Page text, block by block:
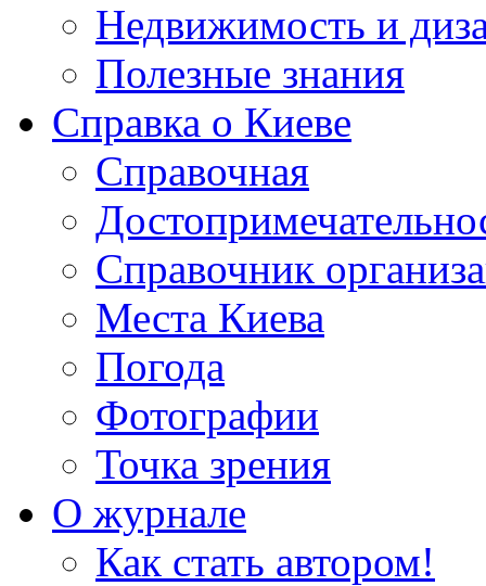
Недвижимость и
Полезные знания
Справка о Киеве
Справочная
Справочник
Места Киева
Погода
Фотографии
Точка зрения
О журнале
Как стать автором!